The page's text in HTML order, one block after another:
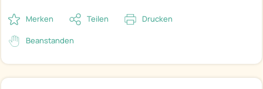
Merken Teilen Drucken
Beanstanden